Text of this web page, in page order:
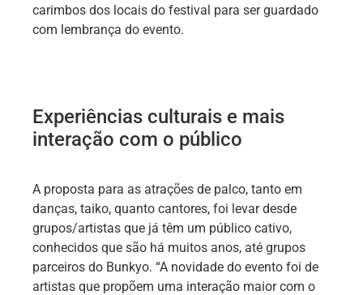
carimbos dos locais do festival para ser guardado
com lembrança do evento.
Experiências culturais e mais
interação com o público
A proposta para as atrações de palco, tanto em
danças, taiko, quanto cantores, foi levar desde
grupos/artistas que já têm um público cativo,
conhecidos que são há muitos anos, até grupos
parceiros do Bunkyo. “A novidade do evento foi de
artistas que propõem uma interação maior com o